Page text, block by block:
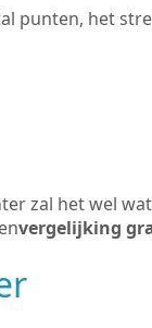
punten, het
zal het wel
vergelijking